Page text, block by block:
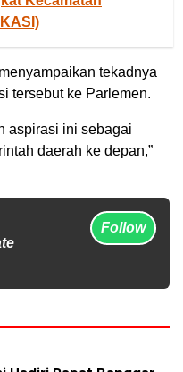
tekadnya
tersebut ke Parlemen.
aspirasi ini sebagai
daerah ke depan,”
Follow